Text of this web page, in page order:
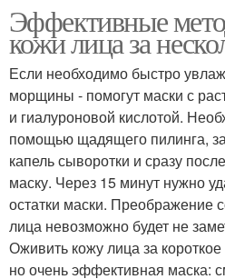
Эффективные
кожи лица за
Если необходимо быстро
морщины - помогут маски с
и гиалуроновой кислотой.
помощью щадящего пилинга,
капель сыворотки и сразу
маску. Через 15 минут нужно
остатки маски. Преображение
лица невозможно будет не
Оживить кожу лица за
но очень эффективная маска: